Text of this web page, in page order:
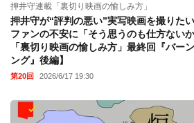
押井守連載「裏切り映画の愉しみ方」
押井守が“評判の悪い”実写映画を撮りた
ファンの不安に「そう思うのも仕方ない
「裏切り映画の愉しみ方」最終回『バー
ング』後編】
第20回 2026/6/17 19:30